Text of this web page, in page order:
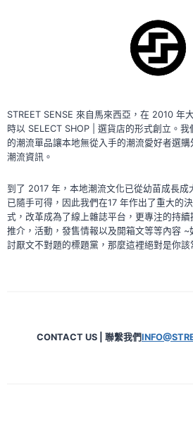
CARHARTT
打
造
的
系
列
STREET SENSE 來自馬來西亞，在 2010 年
時以 SELECT SHOP | 選貨店的形式創立。
的潮流單品讓本地無從入手的潮流愛好者選
潮流資訊。
到了 2017 年，本地潮流文化已從幼苗成長
已隨手可得，因此我們在17 年作出了重大的
式，改革成為了線上雜誌平台，更專注的持
推介，活動，發售情報以及開箱文等等內容
討厭文不對題的標題黨，那麼這裡絕對是你
CONTACT US | 聯繫我們